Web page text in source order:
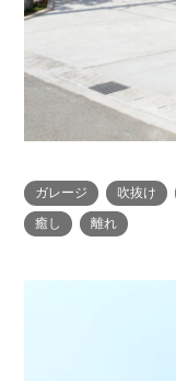
ガレージ 吹抜け
癒し
離れ